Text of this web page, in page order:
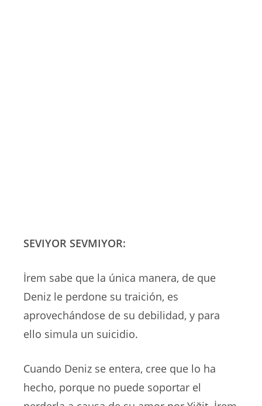
SEVIYOR SEVMIYOR:
İrem sabe que la única manera, de que
Deniz le perdone su traición, es
aprovechándose de su debilidad, y para
ello simula un suicidio.
Cuando Deniz se entera, cree que lo ha
hecho, porque no puede soportar el